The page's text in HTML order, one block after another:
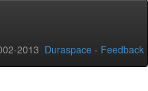
2013 Duraspace - Feedback